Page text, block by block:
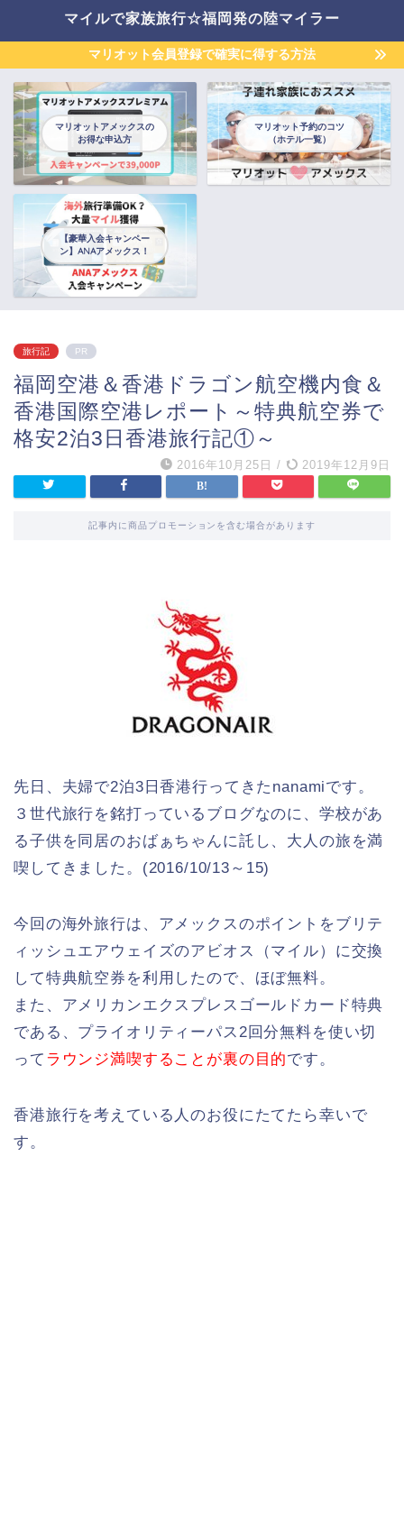
マイルで家族旅行☆福岡発の陸マイラー
マリオット会員登録で確実に得する方法
マリオットアメックスの
お得な申込方
マリオット予約のコツ
（ホテル一覧）
【豪華入会キャンペー
ン】ANAアメックス！
旅行記 PR
福岡空港＆香港ドラゴン航空機内食＆
香港国際空港レポート～特典航空券で
格安2泊3日香港旅行記①～
2016年10月25日 / 2019年12月9日
記事内に商品プロモーションを含む場合があります
先日、夫婦で2泊3日香港行ってきたnanamiです。
３世代旅行を銘打っているブログなのに、学校があ
る子供を同居のおばぁちゃんに託し、大人の旅を満
喫してきました。(2016/10/13～15)
今回の海外旅行は、アメックスのポイントをブリテ
ィッシュエアウェイズのアビオス（マイル）に交換
して特典航空券を利用したので、ほぼ無料。
また、アメリカンエクスプレスゴールドカード特典
である、プライオリティーパス2回分無料を使い切
って ラウンジ満喫することが裏の目的です。
香港旅行を考えている人のお役にたてたら幸いで
す。